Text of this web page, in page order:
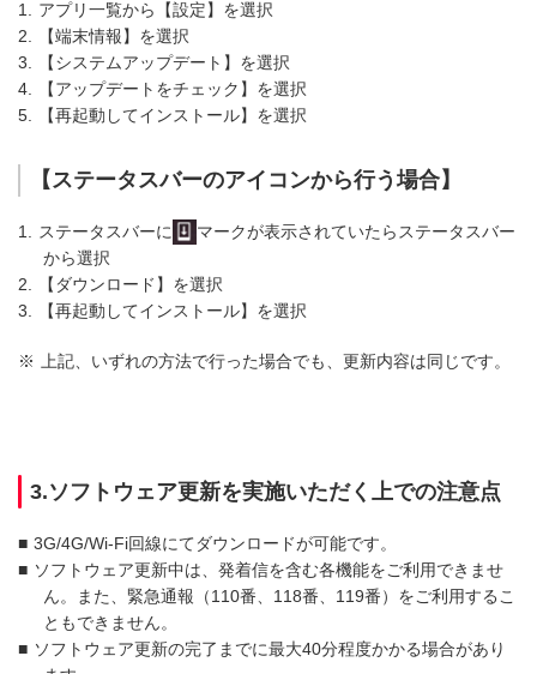
1.
アプリ一覧から【設定】を選択
2.
【端末情報】を選択
3.
【システムアップデート】を選択
4.
【アップデートをチェック】を選択
5.
【再起動してインストール】を選択
【ステータスバーのアイコンから行う場合】
1. ステータスバーに
マークが表示されていたらステータスバー
から選択
2.
【ダウンロード】を選択
3.
【再起動してインストール】を選択
※ 上記、いずれの方法で行った場合でも、更新内容は同じです。
3.ソフトウェア更新を実施いただく上での注意点
■ 3G/4G/Wi-Fi回線にてダウンロードが可能です。
■ ソフトウェア更新中は、発着信を含む各機能をご利用できませ
ん。また、緊急通報（110番、118番、119番）をご利用するこ
ともできません。
■ ソフトウェア更新の完了までに最大40分程度かかる場合があり